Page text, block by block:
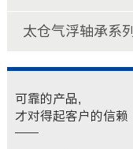
太仓气浮轴承系列
可靠的产品,
才对得起客户的信赖